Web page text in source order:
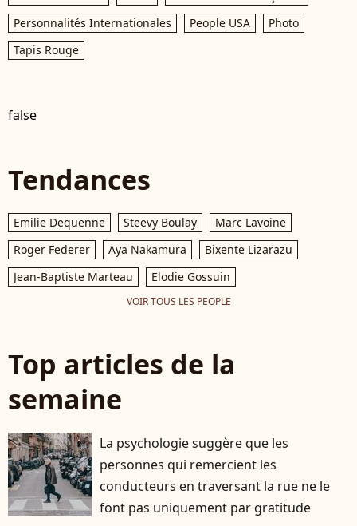
Personnalités Internationales
People USA
Photo
Tapis Rouge
false
Tendances
Emilie Dequenne Steevy Boulay
Marc Lavoine
Roger Federer
Aya Nakamura
Bixente Lizarazu
Jean-Baptiste Marteau
Elodie Gossuin
VOIR TOUS LES PEOPLE
Top articles de la
semaine
La psychologie suggère que les
personnes qui remercient les
conducteurs en traversant la rue ne le
font pas uniquement par gratitude